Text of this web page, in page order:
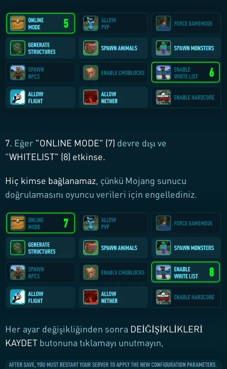
7. Eğer "ONLINE MODE" (7) devre dışı ve
"WHITELIST" (8) etkinse.
Hiç kimse bağlanamaz, çünkü Mojang sunucu
doğrulamasını oyuncu verileri için engellediniz.
Her ayar değişikliğinden sonra DEİĞİŞİKLİKLERİ
KAYDET butonuna tıklamayı unutmayın,